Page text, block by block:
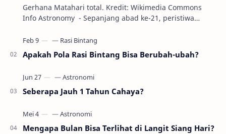
Gerhana Matahari total. Kredit: Wikimedia Commons
Info Astronomy - Sepanjang abad ke-21, peristiwa
Apakah Pola Rasi Bintang Bisa Berubah-ubah?
Seberapa Jauh 1 Tahun Cahaya?
Mengapa Bulan Bisa Terlihat di Langit Siang Hari?